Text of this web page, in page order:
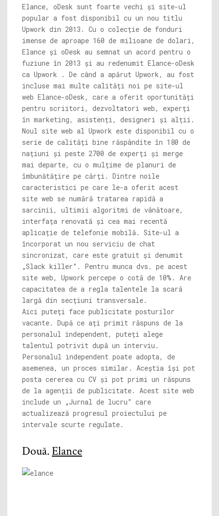
Elance, oDesk sunt foarte vechi și site-ul
popular a fost disponibil cu un nou titlu
Upwork din 2013. Cu o colecție de fonduri
imense de aproape 160 de milioane de dolari,
Elance și oDesk au semnat un acord pentru o
fuziune în 2013 și au redenumit Elance-oDesk
ca Upwork . De când a apărut Upwork, au fost
incluse mai multe calități noi pe site-ul
web Elance-oDesk, care a oferit oportunități
pentru scriitori, dezvoltatori web, experți
în marketing, asistenți, designeri și alții.
Noul site web al Upwork este disponibil cu o
serie de calități bine răspândite în 180 de
națiuni și peste 2700 de experți și merge
mai departe, cu o mulțime de planuri de
îmbunătățire pe cărți. Dintre noile
caracteristici pe care le-a oferit acest
site web se numără tratarea rapidă a
sarcinii, ultimii algoritmi de vânătoare,
interfața renovată și cea mai recentă
aplicație de telefonie mobilă. Site-ul a
încorporat un nou serviciu de chat
sincronizat, care este gratuit și denumit
„Slack killer”. Pentru munca dvs. pe acest
site web, Upwork percepe o cotă de 10%. Are
capacitatea de a regla talentele la scară
largă din secțiuni transversale.
Aici puteți face publicitate posturilor
vacante. După ce ați primit răspuns de la
personalul independent, puteți alege
talentul potrivit după un interviu.
Personalul independent poate adopta, de
asemenea, un proces similar. Aceștia își pot
posta cererea cu CV și pot primi un răspuns
de la agenții de publicitate. Acest site web
include un „Jurnal de lucru” care
actualizează progresul proiectului pe
intervale scurte regulate.
Două.Elance